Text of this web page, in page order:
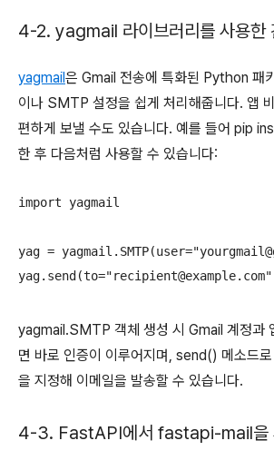
4-2. yagmail 라이브러리를 사용한
yagmail은 Gmail 전송에 특화된 Python 패
이나 SMTP 설정을 쉽게 처리해줍니다. 앱
편하게 보낼 수도 있습니다. 예를 들어 pip
한 후 다음처럼 사용할 수 있습니다:
import yagmail
yag =
yagmail.SMTP 객체 생성 시 Gmail 계정과
면 바로 인증이 이루어지며, send() 메소드
을 지정해 이메일을 발송할 수 있습니다.
4-3. FastAPI에서 fastapi-mail을